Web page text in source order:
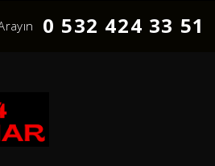
0 532 424 33 51